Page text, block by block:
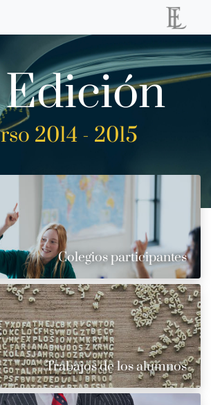
2014 - 2015
Colegios participantes
Trabajos de los alumnos